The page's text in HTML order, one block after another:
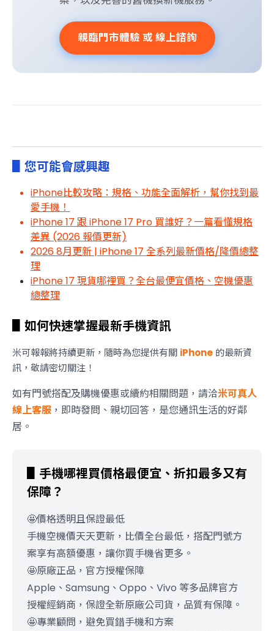
親臨門市體驗 或 線上諮詢
▋您可能會感興趣
iPhone比較攻略：規格、功能全面解析，幫你找到最
愛手機！
iPhone 17 跟 iPhone 17 Pro 買誰好？一篇看懂規格
差異 (2026 報價更新)
2026 8月更新 | iPhone 17 全系列最新價格/降價總整
理
iPhone 17 現貨哪裡買？全台最便宜價格、空機優惠
總整理
▋如何快速掌握最新手機資訊
米可報報將持續更新，隨時為您提供有關 iPhone 的最新資
訊，敬請密切關注！
如有門號搭配及購機優惠或續約相關問題，請洽米可真人
線上客服 ，即時發問、親切回答，是您通訊生活的好鄰
居。
▋手機哪裡買價格最便宜、折扣最多又有
保障？
🤩價格透明且保證最低
手機空機價天天更新，比價全台最低，搭配門號方
案享有高額優惠，讓你買手機省更多。
🤩原廠正品，官方授權保障
Apple、Samsung、Oppo、Vivo 等多品牌官方
授權經銷商，保證全新原廠公司貨，品質有保障。
🤩專業顧問，避免買錯手機和方案